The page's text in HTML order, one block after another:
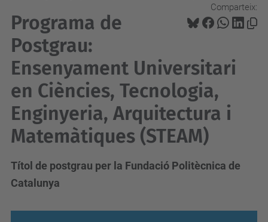
Comparteix:
Programa de
Postgrau:
Ensenyament Universitari
en Ciències, Tecnologia,
Enginyeria, Arquitectura i
Matemàtiques (STEAM)
Títol de postgrau per la Fundació Politècnica de
Catalunya